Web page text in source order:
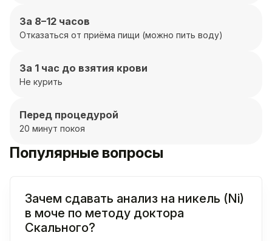
За 8–12 часов
Отказаться от приёма пищи (можно пить воду)
За 1 час до взятия крови
Не курить
Перед процедурой
20 минут покоя
Популярные вопросы
Зачем сдавать анализ на никель (Ni)
в моче по методу доктора
Скального?